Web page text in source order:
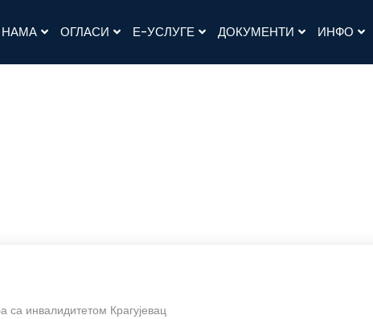
ОГЛАСИ Е-УСЛУГЕ ДОКУМЕНТИ ИНФО
са инвалидитетом Крагујевац